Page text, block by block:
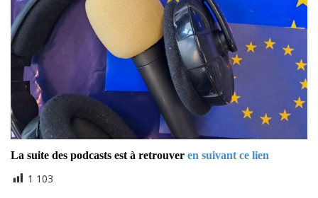
La suite des podcasts est à retrouver en suivant ce lien
1 103